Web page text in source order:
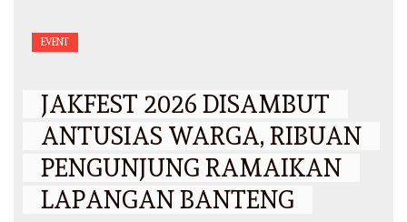
EVENT
JAKFEST 2026 DISAMBUT
ANTUSIAS WARGA, RIBUAN
PENGUNJUNG RAMAIKAN
LAPANGAN BANTENG